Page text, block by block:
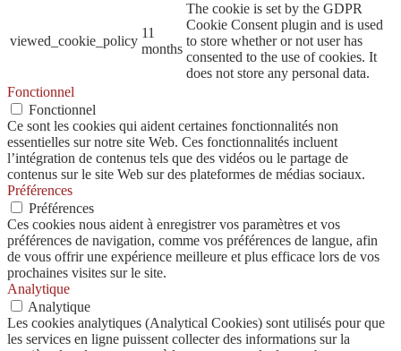
viewed_cookie_policy
11
months
The cookie is set by the GDPR
Cookie Consent plugin and is used
to store whether or not user has
consented to the use of cookies. It
does not store any personal data.
Fonctionnel
Fonctionnel
Ce sont les cookies qui aident certaines fonctionnalités non
essentielles sur notre site Web. Ces fonctionnalités incluent
l’intégration de contenus tels que des vidéos ou le partage de
contenus sur le site Web sur des plateformes de médias sociaux.
Préférences
Préférences
Ces cookies nous aident à enregistrer vos paramètres et vos
préférences de navigation, comme vos préférences de langue, afin
de vous offrir une expérience meilleure et plus efficace lors de vos
prochaines visites sur le site.
Analytique
Analytique
Les cookies analytiques (Analytical Cookies) sont utilisés pour que
les services en ligne puissent collecter des informations sur la